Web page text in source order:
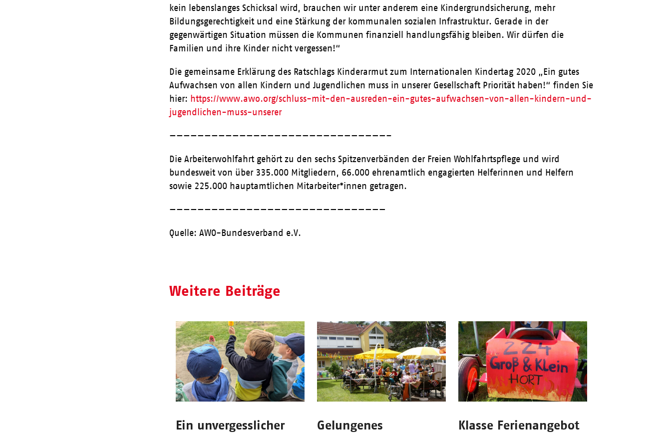
kein lebenslanges Schicksal wird, brauchen wir unter anderem eine Kindergrundsicherung, mehr
Bildungsgerechtigkeit und eine Stärkung der kommunalen sozialen Infrastruktur. Gerade in der
gegenwärtigen Situation müssen die Kommunen finanziell handlungsfähig bleiben. Wir dürfen die
Familien und ihre Kinder nicht vergessen!“
Die gemeinsame Erklärung des Ratschlags Kinderarmut zum Internationalen Kindertag 2020 „Ein gutes
Aufwachsen von allen Kindern und Jugendlichen muss in unserer Gesellschaft Priorität haben!“ finden Sie
hier: https://www.awo.org/schluss-mit-den-ausreden-ein-gutes-aufwachsen-von-allen-kindern-und-
jugendlichen-muss-unserer
———————————————————————————————–
Die Arbeiterwohlfahrt gehört zu den sechs Spitzenverbänden der Freien Wohlfahrtspflege und wird
bundesweit von über 335.000 Mitgliedern, 66.000 ehrenamtlich engagierten Helferinnen und Helfern
sowie 225.000 hauptamtlichen Mitarbeiter*innen getragen.
———————————————————————————————
Quelle: AWO-Bundesverband e.V.
Weitere Beiträge
Ein unvergesslicher
Gelungenes
Klasse Ferienangebot